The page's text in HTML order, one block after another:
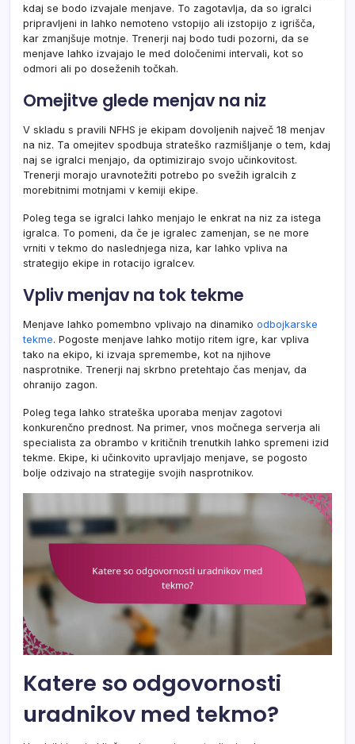
kdaj se bodo izvajale menjave. To zagotavlja, da so igralci
pripravljeni in lahko nemoteno vstopijo ali izstopijo z igrišča,
kar zmanjšuje motnje. Trenerji naj bodo tudi pozorni, da se
menjave lahko izvajajo le med določenimi intervali, kot so
odmori ali po doseženih točkah.
Omejitve glede menjav na niz
V skladu s pravili NFHS je ekipam dovoljenih največ 18 menjav
na niz. Ta omejitev spodbuja strateško razmišljanje o tem, kdaj
naj se igralci menjajo, da optimizirajo svojo učinkovitost.
Trenerji morajo uravnotežiti potrebo po svežih igralcih z
morebitnimi motnjami v kemiji ekipe.
Poleg tega se igralci lahko menjajo le enkrat na niz za istega
igralca. To pomeni, da če je igralec zamenjan, se ne more
vrniti v tekmo do naslednjega niza, kar lahko vpliva na
strategijo ekipe in rotacijo igralcev.
Vpliv menjav na tok tekme
Menjave lahko pomembno vplivajo na dinamiko odbojkarske
tekme. Pogoste menjave lahko motijo ritem igre, kar vpliva
tako na ekipo, ki izvaja spremembe, kot na njihove
nasprotnike. Trenerji naj skrbno pretehtajo čas menjav, da
ohranijo zagon.
Poleg tega lahko strateška uporaba menjav zagotovi
konkurenčno prednost. Na primer, vnos močnega serverja ali
specialista za obrambo v kritičnih trenutkih lahko spremeni izid
tekme. Ekipe, ki učinkovito upravljajo menjave, se pogosto
bolje odzivajo na strategije svojih nasprotnikov.
Katere so odgovornosti
uradnikov med tekmo?